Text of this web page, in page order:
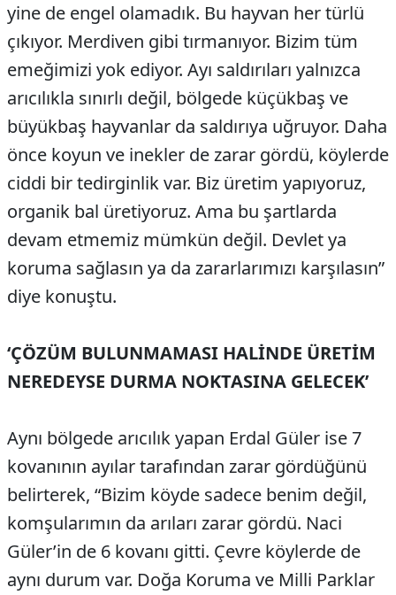
yine de engel olamadık. Bu hayvan her türlü
çıkıyor. Merdiven gibi tırmanıyor. Bizim tüm
emeğimizi yok ediyor. Ayı saldırıları yalnızca
arıcılıkla sınırlı değil, bölgede küçükbaş ve
büyükbaş hayvanlar da saldırıya uğruyor. Daha
önce koyun ve inekler de zarar gördü, köylerde
ciddi bir tedirginlik var. Biz üretim yapıyoruz,
organik bal üretiyoruz. Ama bu şartlarda
devam etmemiz mümkün değil. Devlet ya
koruma sağlasın ya da zararlarımızı karşılasın”
diye konuştu.
‘ÇÖZÜM BULUNMAMASI HALİNDE ÜRETİM
NEREDEYSE DURMA NOKTASINA GELECEK’
Aynı bölgede arıcılık yapan Erdal Güler ise 7
kovanının ayılar tarafından zarar gördüğünü
belirterek, “Bizim köyde sadece benim değil,
komşularımın da arıları zarar gördü. Naci
Güler’in de 6 kovanı gitti. Çevre köylerde de
aynı durum var. Doğa Koruma ve Milli Parklar